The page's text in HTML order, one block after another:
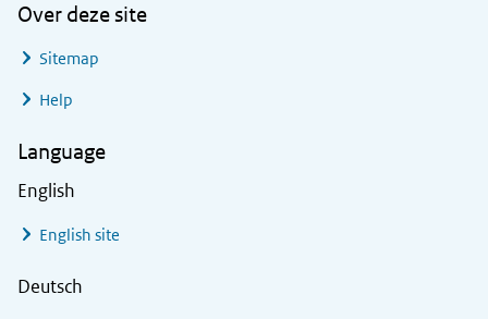
Over deze site
Sitemap
Help
Language
English
English site
Deutsch